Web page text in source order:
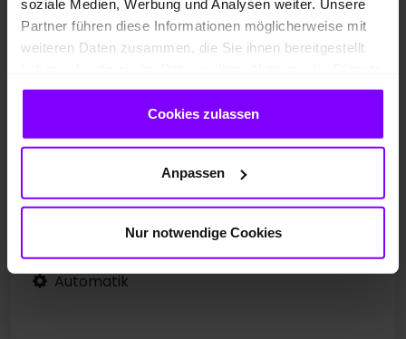
soziale Medien, Werbung und Analysen weiter. Unsere
Partner führen diese Informationen möglicherweise mit
weiteren Daten zusammen, die Sie ihnen bereitgestellt
gesammelt haben.
Cookies zulassen
Anpassen
Nur notwendige Cookies
Neufahrzeug
Pure White Uni
85 kW / 116 PS
Automatik